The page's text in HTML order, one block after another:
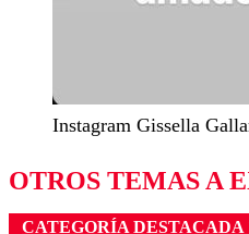
Instagram Gissella
OTROS TEMAS A
CATEGORÍA DESTACADA